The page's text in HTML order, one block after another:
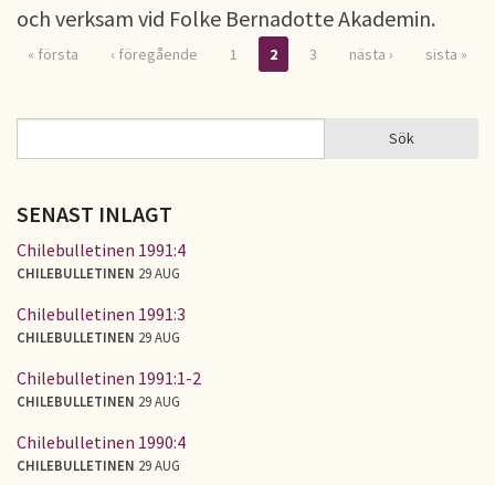
och verksam vid Folke Bernadotte Akademin.
Sidor
« första ‹ föregående 1 2 3 nästa › sista »
SÖKFORMULÄR Sök
SENAST INLAGT
Chilebulletinen 1991:4
CHILEBULLETINEN 29 AUG
Chilebulletinen 1991:3
CHILEBULLETINEN 29 AUG
Chilebulletinen 1991:1-2
CHILEBULLETINEN 29 AUG
Chilebulletinen 1990:4
CHILEBULLETINEN 29 AUG